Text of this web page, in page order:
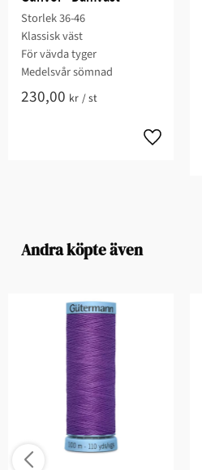
Storlek 36-46
Klassisk väst​
​För vävda tyger​
Medelsvår sömnad​​​
230,00 kr /st
Andra köpte även